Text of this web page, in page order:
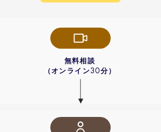
​無料相談
（オンライン30分）